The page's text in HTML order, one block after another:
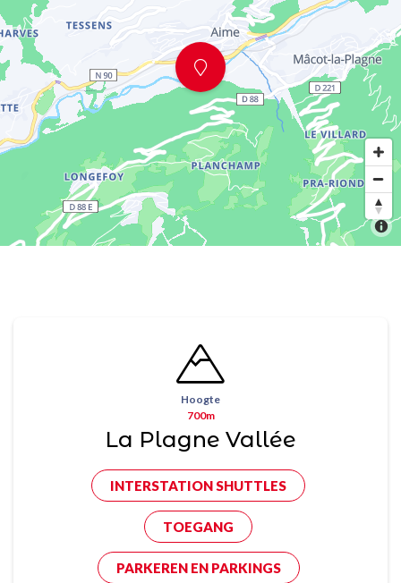
Hoogte
700m
La Plagne Vallée
INTERSTATION SHUTTLES
TOEGANG
PARKEREN EN PARKINGS